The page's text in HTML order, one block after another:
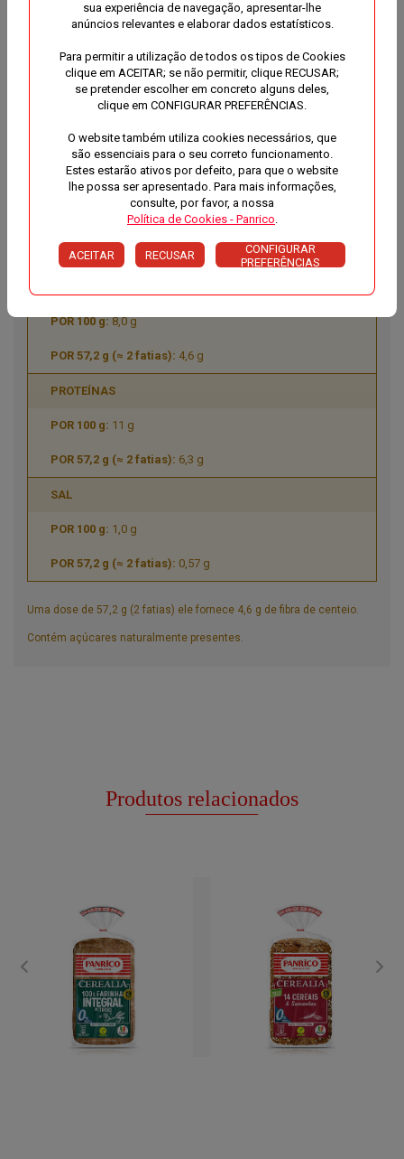
sua experiência de navegação, apresentar-lhe
anúncios relevantes e elaborar dados estatísticos.
Para permitir a utilização de todos os tipos de Cookies
clique em ACEITAR; se não permitir, clique RECUSAR;
se pretender escolher em concreto alguns deles,
clique em CONFIGURAR PREFERÊNCIAS.
O website também utiliza cookies necessários, que
são essenciais para o seu correto funcionamento.
Estes estarão ativos por defeito, para que o website
lhe possa ser apresentado. Para mais informações,
consulte, por favor, a nossa
Política de Cookies - Panrico.
ACEITAR RECUSAR
CONFIGURAR
PREFERÊNCIAS
0,9 g
HIDRATOS DE CARBONO
37 g
dos quais açúcares:
3,5 g
2,0 g
8,0 g
4,6 g
PROTEÍNAS
11 g
6,3 g
SAL
1,0 g
0,57 g
Uma dose de 57,2 g (2 fatias) ele fornece 4,6 g de fibra de centeio.
Contém açúcares naturalmente presentes.
Produtos relacionados